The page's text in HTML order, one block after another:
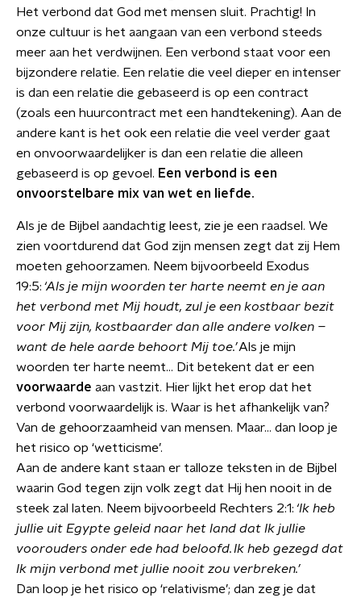
Het verbond dat God met mensen sluit. Prachtig! In
onze cultuur is het aangaan van een verbond steeds
meer aan het verdwijnen. Een verbond staat voor een
bijzondere relatie. Een relatie die veel dieper en intenser
is dan een relatie die gebaseerd is op een contract
(zoals een huurcontract met een handtekening). Aan de
andere kant is het ook een relatie die veel verder gaat
en onvoorwaardelijker is dan een relatie die alleen
gebaseerd is op gevoel. Een verbond is een
onvoorstelbare mix van wet en liefde.
Als je de Bijbel aandachtig leest, zie je een raadsel. We
zien voortdurend dat God zijn mensen zegt dat zij Hem
moeten gehoorzamen. Neem bijvoorbeeld Exodus
19:5: ‘Als je mijn woorden ter harte neemt en je aan
het verbond met Mij houdt, zul je een kostbaar bezit
voor Mij zijn, kostbaarder dan alle andere volken –
want de hele aarde behoort Mij toe.’Als je mijn
woorden ter harte neemt… Dit betekent dat er een
voorwaarde aan vastzit. Hier lijkt het erop dat het
verbond voorwaardelijk is. Waar is het afhankelijk van?
Van de gehoorzaamheid van mensen. Maar… dan loop je
het risico op ‘wetticisme’.
Aan de andere kant staan er talloze teksten in de Bijbel
waarin God tegen zijn volk zegt dat Hij hen nooit in de
steek zal laten. Neem bijvoorbeeld Rechters 2:1: ‘Ik heb
jullie uit Egypte geleid naar het land dat Ik jullie
voorouders onder ede had beloofd. Ik heb gezegd dat
Ik mijn verbond met jullie nooit zou verbreken.’
Dan loop je het risico op ‘relativisme’; dan zeg je dat